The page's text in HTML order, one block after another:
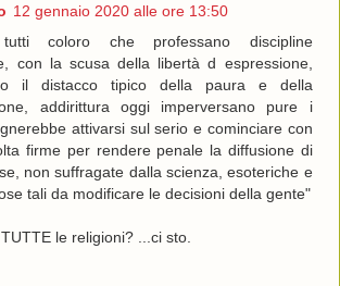
12 gennaio 2020 alle ore 13:50
coloro che professano discipline
con la scusa della libertà d espressione,
il distacco tipico della paura e della
addirittura oggi imperversano pure i
attivarsi sul serio e cominciare con
firme per rendere penale la diffusione di
non suffragate dalla scienza, esoteriche e
tali da modificare le decisioni della gente"
le religioni? ...ci sto.